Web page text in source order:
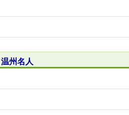
温州名人